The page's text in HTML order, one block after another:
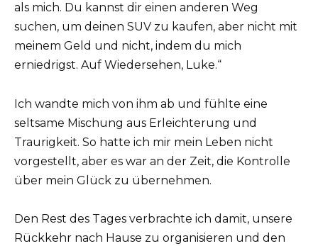
als mich. Du kannst dir einen anderen Weg
suchen, um deinen SUV zu kaufen, aber nicht mit
meinem Geld und nicht, indem du mich
erniedrigst. Auf Wiedersehen, Luke.“
Ich wandte mich von ihm ab und fühlte eine
seltsame Mischung aus Erleichterung und
Traurigkeit. So hatte ich mir mein Leben nicht
vorgestellt, aber es war an der Zeit, die Kontrolle
über mein Glück zu übernehmen.
Den Rest des Tages verbrachte ich damit, unsere
Rückkehr nach Hause zu organisieren und den